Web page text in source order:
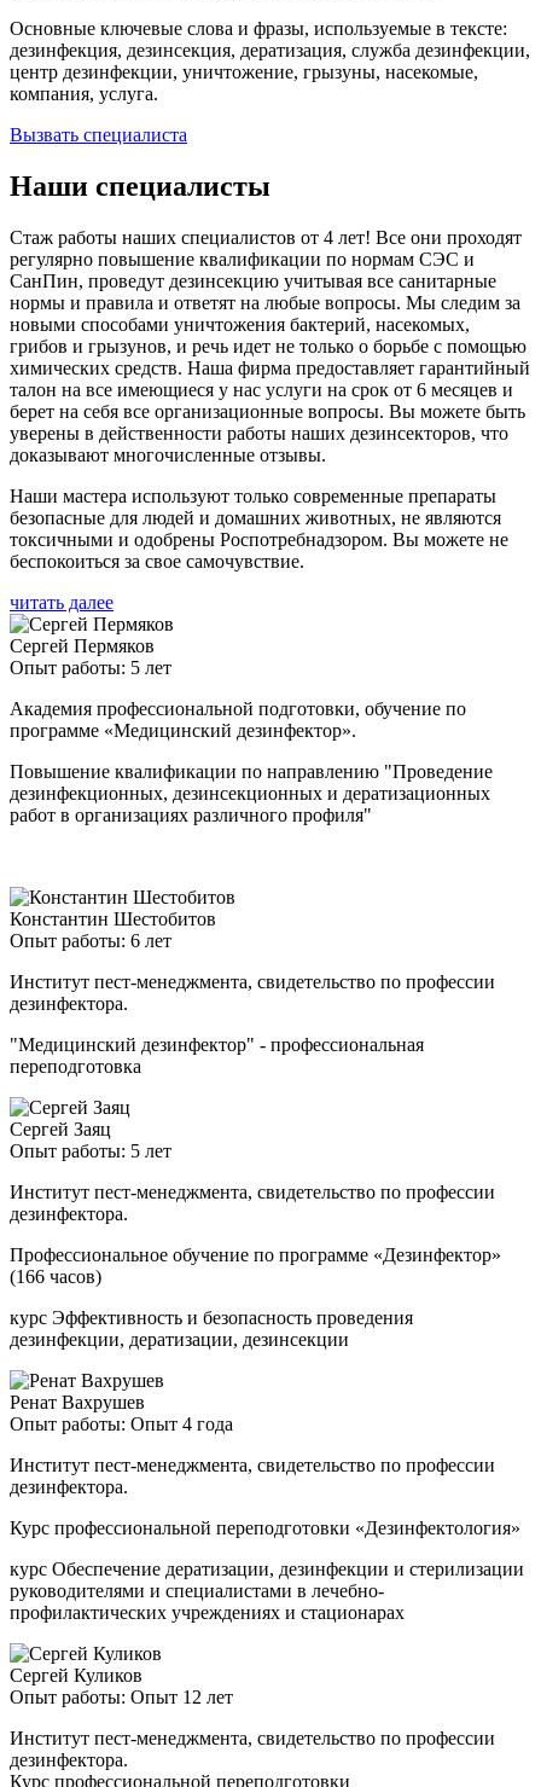
Основные ключевые слова и фразы, используемые в тексте:
дезинфекция, дезинсекция, дератизация, служба дезинфекции,
центр дезинфекции, уничтожение, грызуны, насекомые,
компания, услуга.
Вызвать специалиста
Наши специалисты
Стаж работы наших специалистов от 4 лет! Все они проходят
регулярно повышение квалификации по нормам СЭС и
СанПин, проведут дезинсекцию учитывая все санитарные
нормы и правила и ответят на любые вопросы. Мы следим за
новыми способами уничтожения бактерий, насекомых,
грибов и грызунов, и речь идет не только о борьбе с помощью
химических средств. Наша фирма предоставляет гарантийный
талон на все имеющиеся у нас услуги на срок от 6 месяцев и
берет на себя все организационные вопросы. Вы можете быть
уверены в действенности работы наших дезинсекторов, что
доказывают многочисленные отзывы.
Наши мастера используют только современные препараты
безопасные для людей и домашних животных, не являются
токсичными и одобрены Роспотребнадзором. Вы можете не
беспокоиться за свое самочувствие.
читать далее
Сергей Пермяков
Опыт работы: 5 лет
Академия профессиональной подготовки, обучение по
программе «Медицинский дезинфектор».
Повышение квалификации по направлению "Проведение
дезинфекционных, дезинсекционных и дератизационных
работ в организациях различного профиля"
Константин Шестобитов
Опыт работы: 6 лет
Институт пест-менеджмента, свидетельство по профессии
дезинфектора.
"Медицинский дезинфектор" - профессиональная
переподготовка
Сергей Заяц
Опыт работы: 5 лет
Институт пест-менеджмента, свидетельство по профессии
дезинфектора.
Профессиональное обучение по программе «Дезинфектор»
(166 часов)
курс Эффективность и безопасность проведения
дезинфекции, дератизации, дезинсекции
Ренат Вахрушев
Опыт работы: Опыт 4 года
Институт пест-менеджмента, свидетельство по профессии
дезинфектора.
Курс профессиональной переподготовки «Дезинфектология»
курс Обеспечение дератизации, дезинфекции и стерилизации
руководителями и специалистами в лечебно-
профилактических учреждениях и стационарах
Сергей Куликов
Опыт работы: Опыт 12 лет
Институт пест-менеджмента, свидетельство по профессии
дезинфектора.
Курс профессиональной переподготовки